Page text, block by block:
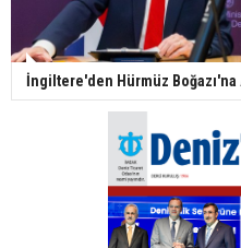
İngiltere'den Hürmüz Boğazı'na